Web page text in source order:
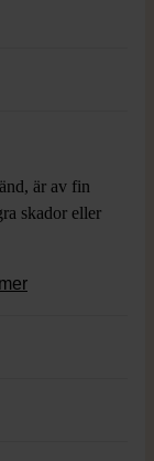
är av fin
skador eller